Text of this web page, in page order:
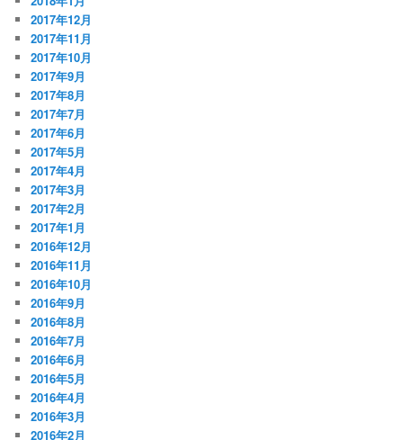
2017年12月
2017年11月
2017年10月
2017年9月
2017年8月
2017年7月
2017年6月
2017年5月
2017年4月
2017年3月
2017年2月
2017年1月
2016年12月
2016年11月
2016年10月
2016年9月
2016年8月
2016年7月
2016年6月
2016年5月
2016年4月
2016年3月
2016年2月